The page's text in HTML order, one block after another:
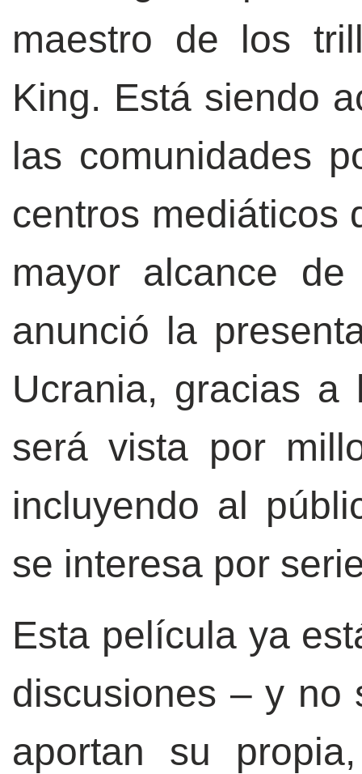
maestro de los
King. Está siendo
las comunidades
centros mediáticos
mayor alcance de
anunció la
Ucrania, gracias
será vista por
incluyendo al
se interesa por
Esta película ya
discusiones – y no
aportan su